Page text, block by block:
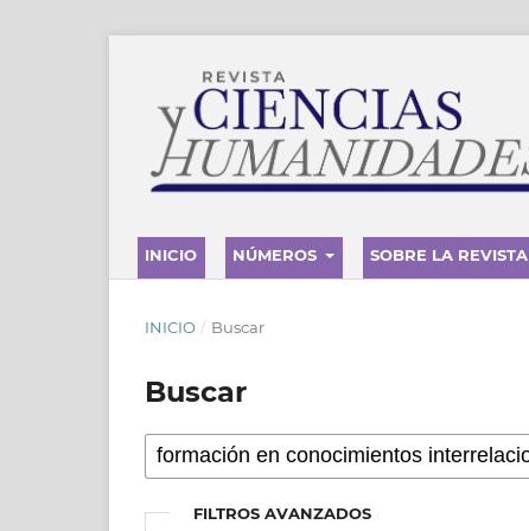
INICIO NÚMEROS SOBRE LA REVISTA
INICIO / Buscar
Buscar
FILTROS AVANZADOS